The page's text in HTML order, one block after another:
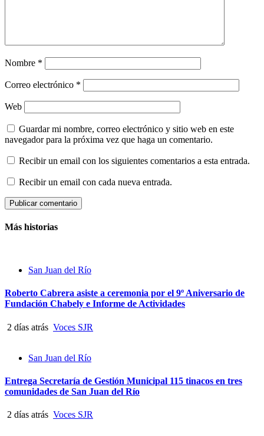
Nombre *
Correo electrónico *
Web
Guardar mi nombre, correo electrónico y sitio web en este
navegador para la próxima vez que haga un comentario.
Recibir un email con los siguientes comentarios a esta entrada.
Recibir un email con cada nueva entrada.
Más historias
San Juan del Río
Roberto Cabrera asiste a ceremonia por el 9º Aniversario de
Fundación Chabely e Informe de Actividades
2 días atrás Voces SJR
San Juan del Río
Entrega Secretaría de Gestión Municipal 115 tinacos en tres
comunidades de San Juan del Río
2 días atrás Voces SJR